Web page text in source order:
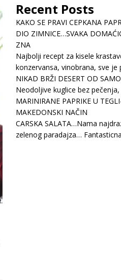
Recent Posts
KAKO SE PRAVI CEPKANA
DIO ZIMNICE…SVAKA
ZNA
Najbolji recept za kisele
konzervansa, vinobrana, sve je
NIKAD BRŽI DESERT OD
Neodoljive kuglice bez
MARINIRANE PAPRIKE U
MAKEDONSKI NAČIN
CARSKA SALATA…Nama
zelenog paradajza…